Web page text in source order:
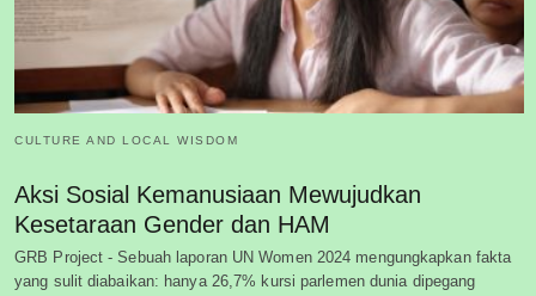
CULTURE AND LOCAL WISDOM
Aksi Sosial Kemanusiaan Mewujudkan
Kesetaraan Gender dan HAM
GRB Project - Sebuah laporan UN Women 2024 mengungkapkan fakta
yang sulit diabaikan: hanya 26,7% kursi parlemen dunia dipegang